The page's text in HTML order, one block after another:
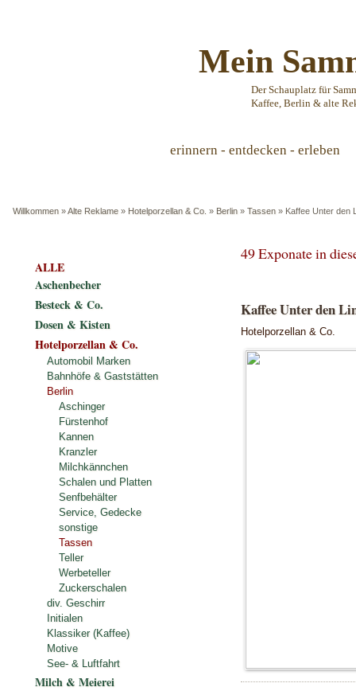
Mein
Der Schauplatz für
Kaffee, Berlin & alte
erinnern - entdecken - erleben
Willkommen »Alte Reklame » Hotelporzellan & Co. » Berlin » Tassen » Kaffee Unter den
49 Exponate in
Kaffee Unter den
Hotelporzellan & Co.
ALLE
Aschenbecher
Besteck & Co.
Dosen & Kisten
Hotelporzellan & Co.
Automobil Marken
Bahnhöfe & Gaststätten
Berlin
Aschinger
Fürstenhof
Kannen
Kranzler
Milchkännchen
Schalen und Platten
Senfbehälter
Service, Gedecke
sonstige
Tassen
Teller
Werbeteller
Zuckerschalen
div. Geschirr
Initialen
Klassiker (Kaffee)
Motive
See- & Luftfahrt
Milch & Meierei